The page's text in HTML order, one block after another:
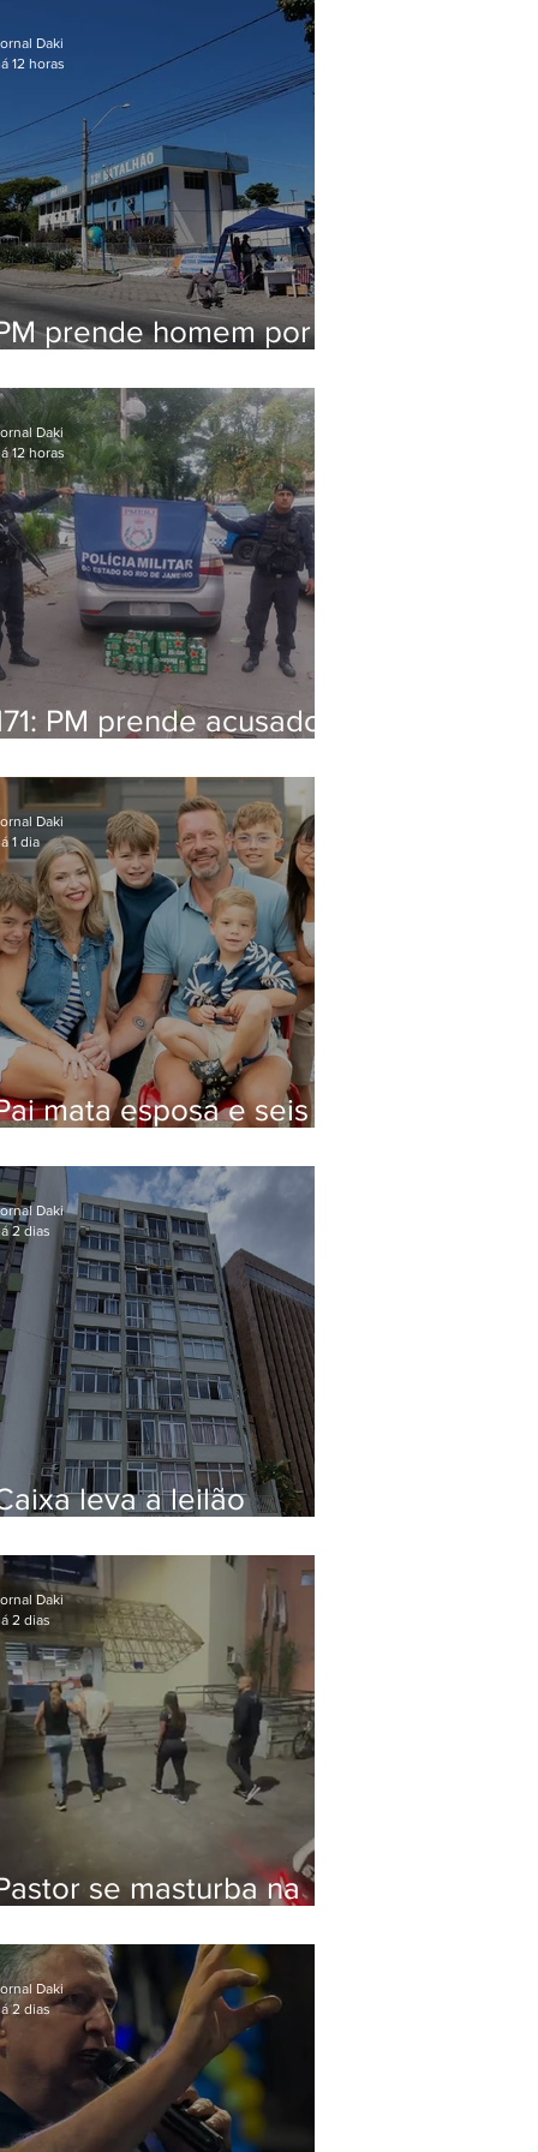
Maricá
prende homem por
Daki
12 horas
PM prende acusado
de Niterói
Daki
12 horas
mata esposa e seis
Daki
1 dia
leva a leilão
em Botafogo
Daki
2 dias
se masturba na
na Zona Oeste
Daki
2 dias
Daki
2 dias